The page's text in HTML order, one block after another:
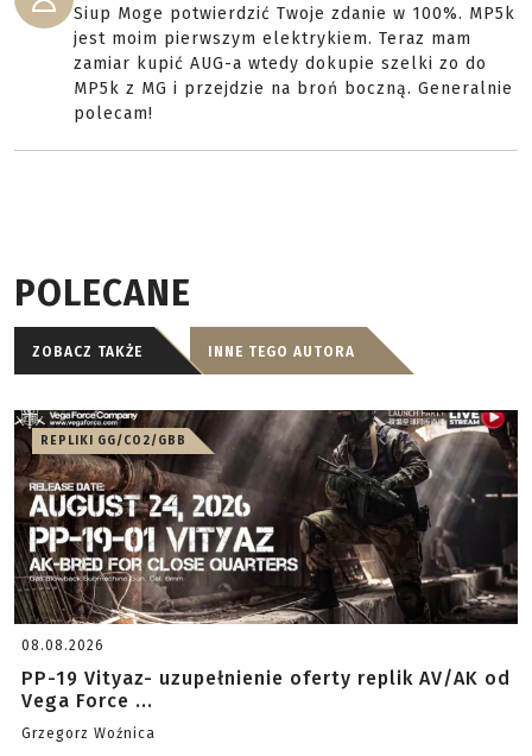
Siup Moge potwierdzić Twoje zdanie w 100%. MP5k
jest moim pierwszym elektrykiem. Teraz mam
zamiar kupić AUG-a wtedy dokupie szelki zo do
MP5k z MG i przejdzie na broń boczną. Generalnie
polecam!
POLECANE
ZOBACZ TAKŻE INNE TEGO AUTORA
REPLIKI GG/CO2/GBB
08.08.2026
PP-19 Vityaz- uzupełnienie oferty replik AV/AK od
Vega Force ...
Grzegorz Woźnica